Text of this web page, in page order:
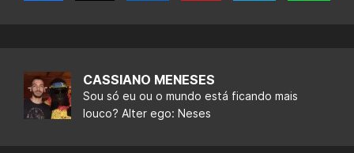
CASSIANO MENESES
Sou só eu ou o mundo está ficando mais
louco? Alter ego: Neses